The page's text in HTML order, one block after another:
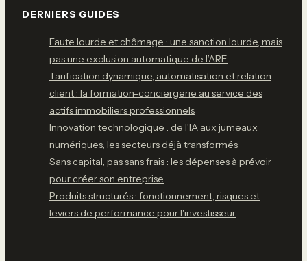
DERNIERS GUIDES
Faute lourde et chômage : une sanction lourde, mais
pas une exclusion automatique de l’ARE
Tarification dynamique, automatisation et relation
client : la formation-conciergerie au service des
actifs immobiliers professionnels
Innovation technologique : de l’IA aux jumeaux
numériques, les secteurs déjà transformés
Sans capital, pas sans frais : les dépenses à prévoir
pour créer son entreprise
Produits structurés : fonctionnement, risques et
leviers de performance pour l'investisseur